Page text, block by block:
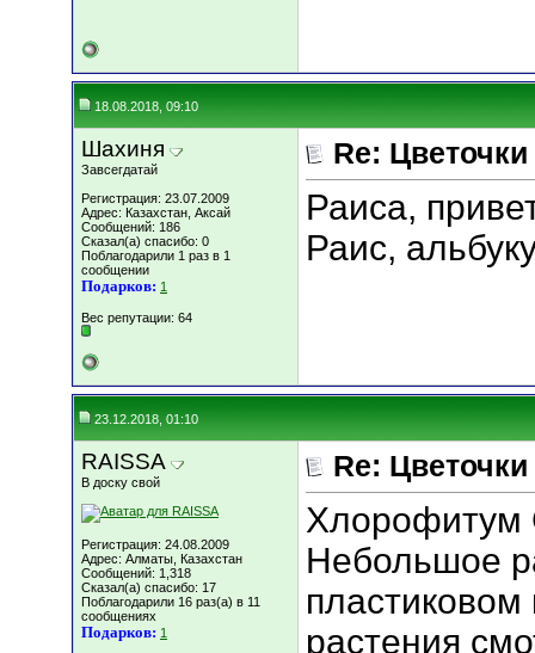
18.08.2018, 09:10
Шахиня
Завсегдатай
Регистрация: 23.07.2009
Адрес: Казахстан, Аксай
Сообщений: 186
Сказал(а) спасибо: 0
Поблагодарили 1 раз в 1
сообщении
Подарков: 1
Вес репутации: 64
Re:
Раиса,
Раис,
23.12.2018, 01:10
RAISSA
В доску свой
Регистрация: 24.08.2009
Адрес: Алматы, Казахстан
Сообщений: 1,318
Сказал(а) спасибо: 17
Поблагодарили 16 раз(а) в 11
сообщениях
Подарков: 1
Re:
Хлорофитум
Небольшое
растения